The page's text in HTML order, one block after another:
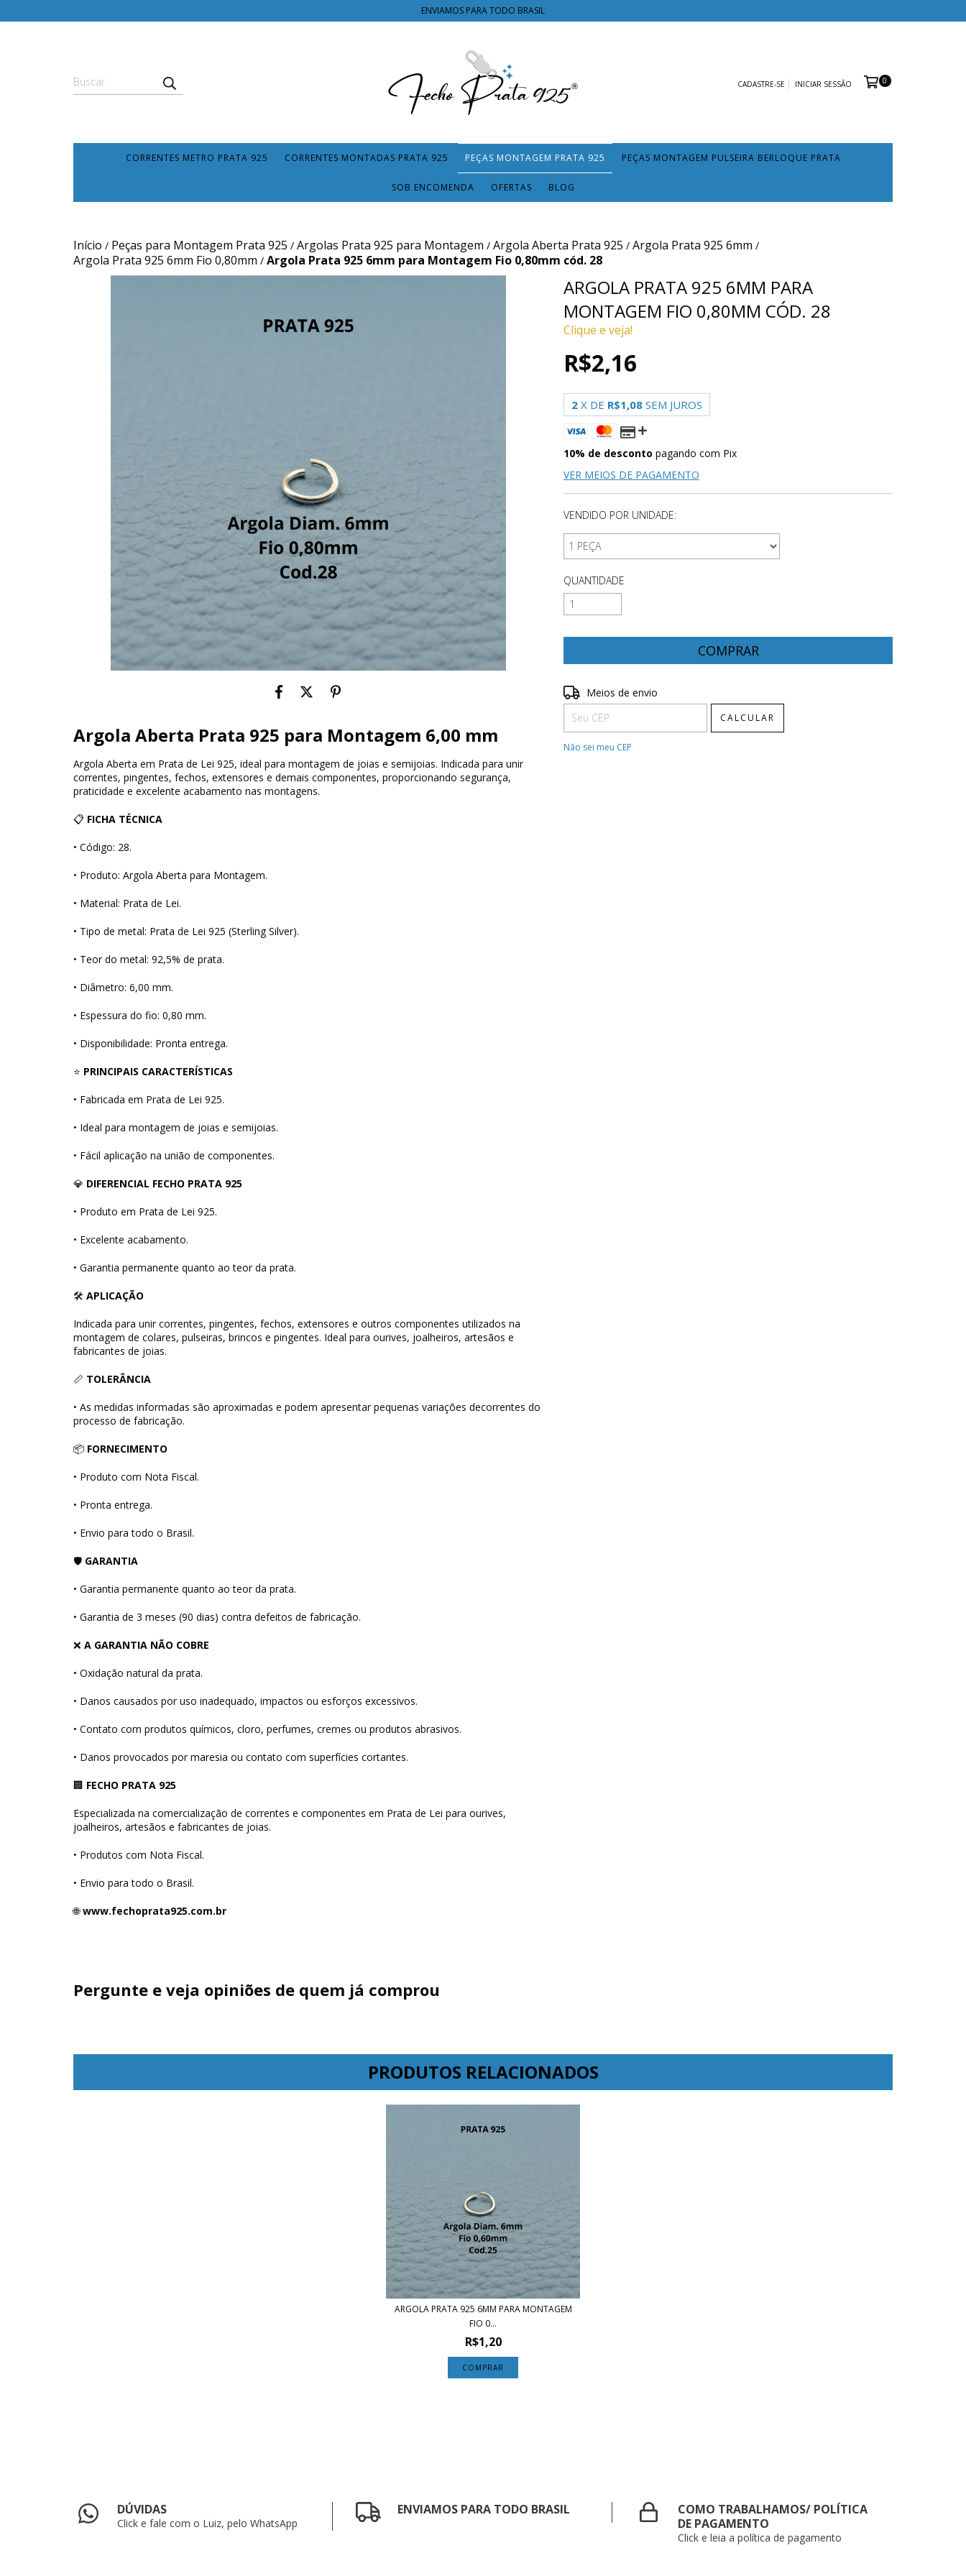
ENVIAMOS PARA TODO BRASIL
CADASTRE-SE INICIAR SESSÃO 0
CORRENTES METRO PRATA 925 CORRENTES MONTADAS PRATA 925 PEÇAS MONTAGEM PRATA 925 PEÇAS MONTAGEM PULSEIRA BERLOQUE PRATA
SOB ENCOMENDA OFERTAS BLOG
Início / Peças para Montagem Prata 925 / Argolas Prata 925 para Montagem / Argola Aberta Prata 925 / Argola Prata 925 6mm /
Argola Prata 925 6mm Fio 0,80mm / Argola Prata 925 6mm para Montagem Fio 0,80mm cód. 28
Argola Aberta Prata 925 para Montagem 6,00 mm
Argola Aberta em Prata de Lei 925, ideal para montagem de joias e semijoias. Indicada para unir
correntes, pingentes, fechos, extensores e demais componentes, proporcionando segurança,
praticidade e excelente acabamento nas montagens.
📋 FICHA TÉCNICA
• Código: 28.
• Produto: Argola Aberta para Montagem.
• Material: Prata de Lei.
• Tipo de metal: Prata de Lei 925 (Sterling Silver).
• Teor do metal: 92,5% de prata.
• Diâmetro: 6,00 mm.
• Espessura do fio: 0,80 mm.
• Disponibilidade: Pronta entrega.
⭐ PRINCIPAIS CARACTERÍSTICAS
• Fabricada em Prata de Lei 925.
• Ideal para montagem de joias e semijoias.
• Fácil aplicação na união de componentes.
💎 DIFERENCIAL FECHO PRATA 925
• Produto em Prata de Lei 925.
• Excelente acabamento.
• Garantia permanente quanto ao teor da prata.
🛠 APLICAÇÃO
Indicada para unir correntes, pingentes, fechos, extensores e outros componentes utilizados na
montagem de colares, pulseiras, brincos e pingentes. Ideal para ourives, joalheiros, artesãos e
fabricantes de joias.
📏 TOLERÂNCIA
• As medidas informadas são aproximadas e podem apresentar pequenas variações decorrentes do
processo de fabricação.
📦 FORNECIMENTO
• Produto com Nota Fiscal.
• Pronta entrega.
• Envio para todo o Brasil.
🛡 GARANTIA
• Garantia permanente quanto ao teor da prata.
• Garantia de 3 meses (90 dias) contra defeitos de fabricação.
❌ A GARANTIA NÃO COBRE
• Oxidação natural da prata.
• Danos causados por uso inadequado, impactos ou esforços excessivos.
• Contato com produtos químicos, cloro, perfumes, cremes ou produtos abrasivos.
• Danos provocados por maresia ou contato com superfícies cortantes.
🏢 FECHO PRATA 925
Especializada na comercialização de correntes e componentes em Prata de Lei para ourives,
joalheiros, artesãos e fabricantes de joias.
• Produtos com Nota Fiscal.
• Envio para todo o Brasil.
🌐www.fechoprata925.com.br
ARGOLA PRATA 925 6MM PARA
MONTAGEM FIO 0,80MM CÓD. 28
Clique e veja!
R$2,16
2 X DE R$1,08 SEM JUROS
10% de desconto pagando com Pix
VER MEIOS DE PAGAMENTO
VENDIDO POR UNIDADE:
QUANTIDADE
Entregas para o CEP:
Meios de envio
CALCULAR
Não sei meu CEP
Pergunte e veja opiniões de quem já comprou
PRODUTOS RELACIONADOS
ARGOLA PRATA 925 6MM PARA MONTAGEM
FIO 0...
R$1,20
COMPRAR
DÚVIDAS
Click e fale com o Luiz, pelo WhatsApp
ENVIAMOS PARA TODO BRASIL
COMO TRABALHAMOS/ POLÍTICA
DE PAGAMENTO
Click e leia a política de pagamento